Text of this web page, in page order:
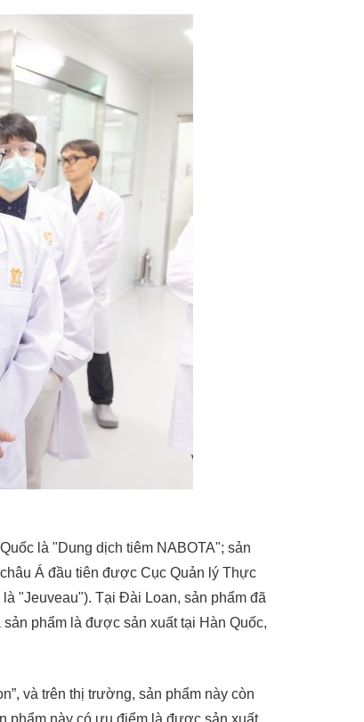
là "Dung dịch tiêm NABOTA"; sản
Á đầu tiên được Cục Quản lý Thực
"Jeuveau"). Tại Đài Loan, sản phẩm đã
phẩm là được sản xuất tại Hàn Quốc,
và trên thị trường, sản phẩm này còn